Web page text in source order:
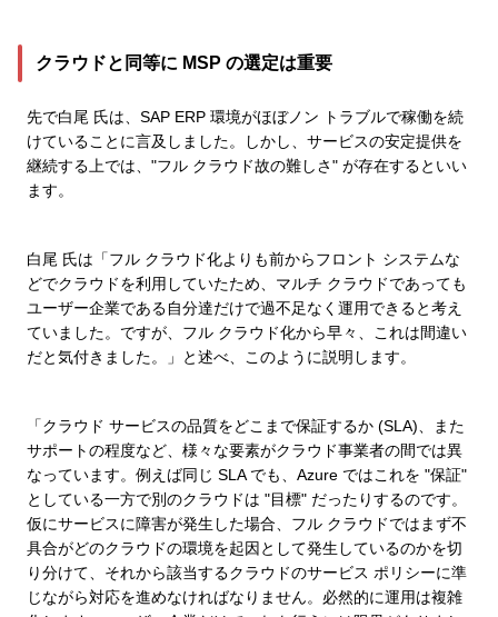
クラウドと同等に MSP の選定は重要
先で白尾 氏は、SAP ERP 環境がほぼノン トラブルで稼働を続
けていることに言及しました。しかし、サービスの安定提供を
継続する上では、"フル クラウド故の難しさ" が存在するといい
ます。
白尾 氏は「フル クラウド化よりも前からフロント システムな
どでクラウドを利用していたため、マルチ クラウドであっても
ユーザー企業である自分達だけで過不足なく運用できると考え
ていました。ですが、フル クラウド化から早々、これは間違い
だと気付きました。」と述べ、このように説明します。
「クラウド サービスの品質をどこまで保証するか (SLA)、また
サポートの程度など、様々な要素がクラウド事業者の間では異
なっています。例えば同じ SLA でも、Azure ではこれを "保証"
としている一方で別のクラウドは "目標" だったりするのです。
仮にサービスに障害が発生した場合、フル クラウドではまず不
具合がどのクラウドの環境を起因として発生しているのかを切
り分けて、それから該当するクラウドのサービス ポリシーに準
じながら対応を進めなければなりません。必然的に運用は複雑